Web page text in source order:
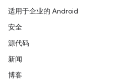
适用于企业的 Android
安全
源代码
新闻
博客